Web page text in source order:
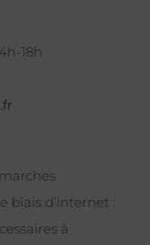
18h
biais d’internet :
à